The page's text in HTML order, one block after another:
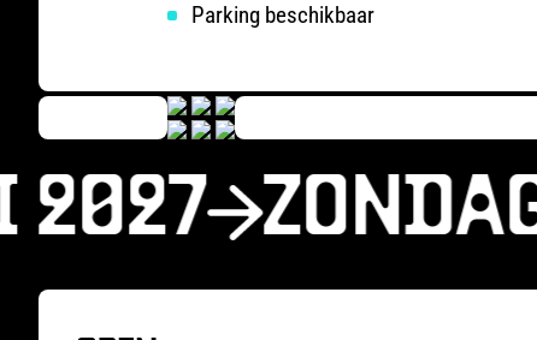
Parking beschikbaar
2027